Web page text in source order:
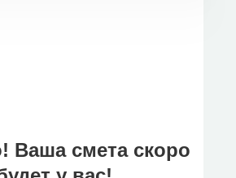
Ваша смета скоро